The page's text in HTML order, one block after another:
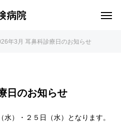
病院
年3月 耳鼻科診療日のお知らせ
日のお知らせ
）・２５日（水）となります。